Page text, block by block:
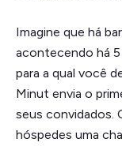
Imagine que há
acontecendo há 5
para a qual você
Minut envia o
seus convidados.
hóspedes uma